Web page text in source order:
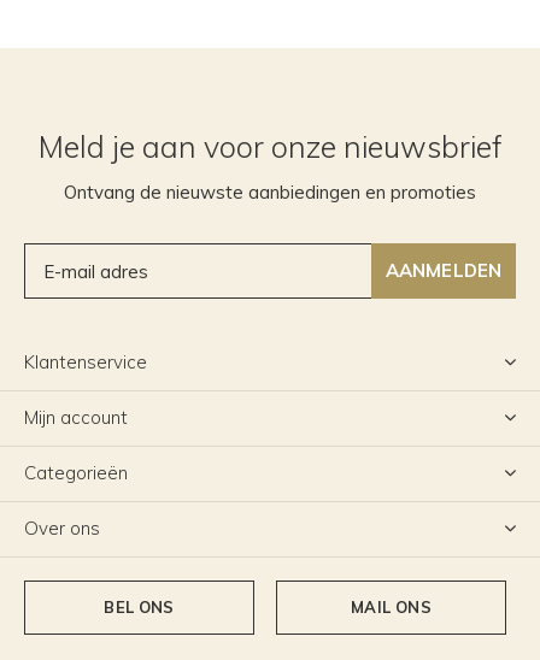
Meld je aan voor onze nieuwsbrief
Ontvang de nieuwste aanbiedingen en promoties
AANMELDEN
Klantenservice
Mijn account
Categorieën
Over ons
BEL ONS MAIL ONS